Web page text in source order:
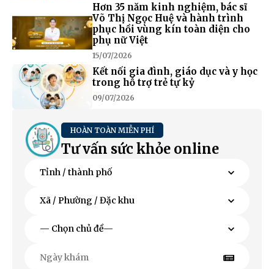
Hơn 35 năm kinh nghiệm, bác sĩ
Võ Thị Ngọc Huệ và hành trình
phục hồi vùng kín toàn diện cho
phụ nữ Việt
15/07/2026
Kết nối gia đình, giáo dục và y học
trong hỗ trợ trẻ tự kỷ
09/07/2026
HOÀN TOÀN MIỄN PHÍ
Tư vấn sức khỏe online